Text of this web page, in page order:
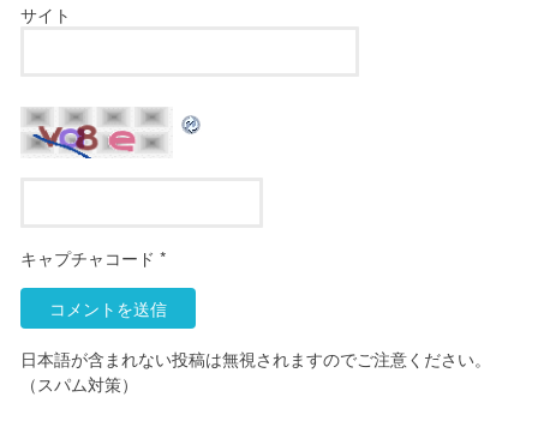
サイト
キャプチャコード *
日本語が含まれない投稿は無視されますのでご注意ください。
（スパム対策）